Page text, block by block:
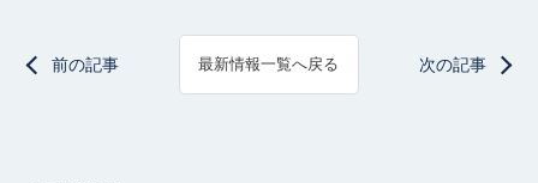
前の記事 最新情報一覧へ戻る 次の記事